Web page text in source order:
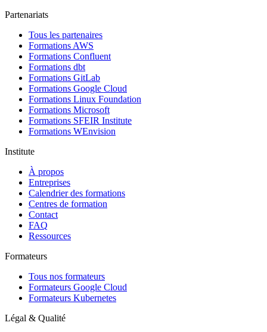
Partenariats
Tous les partenaires
Formations AWS
Formations Confluent
Formations dbt
Formations GitLab
Formations Google Cloud
Formations Linux Foundation
Formations Microsoft
Formations SFEIR Institute
Formations WEnvision
Institute
À propos
Entreprises
Calendrier des formations
Centres de formation
Contact
FAQ
Ressources
Formateurs
Tous nos formateurs
Formateurs Google Cloud
Formateurs Kubernetes
Légal & Qualité